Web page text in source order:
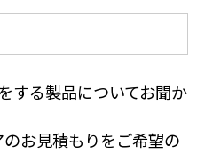
する製品についてお聞か
のお見積もりをご希望の